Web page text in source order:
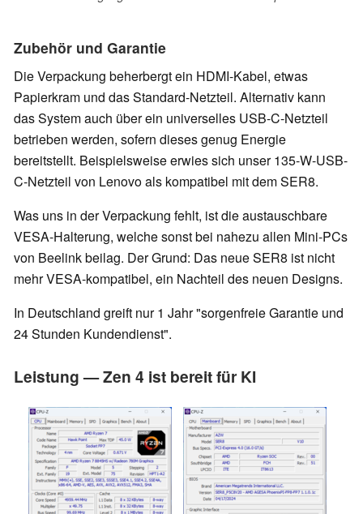
Zubehör und Garantie
Die Verpackung beherbergt ein HDMI-Kabel, etwas
Papierkram und das Standard-Netzteil. Alternativ kann
das System auch über ein universelles USB-C-Netzteil
betrieben werden, sofern dieses genug Energie
bereitstellt. Beispielsweise erwies sich unser 135-W-USB-
C-Netzteil von Lenovo als kompatibel mit dem SER8.
Was uns in der Verpackung fehlt, ist die austauschbare
VESA-Halterung, welche sonst bei nahezu allen Mini-PCs
von Beelink beilag. Der Grund: Das neue SER8 ist nicht
mehr VESA-kompatibel, ein Nachteil des neuen Designs.
In Deutschland greift nur 1 Jahr "sorgenfreie Garantie und
24 Stunden Kundendienst".
Leistung — Zen 4 ist bereit für KI